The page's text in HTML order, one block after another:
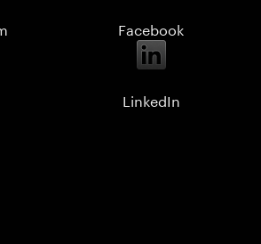
Facebook
LinkedIn